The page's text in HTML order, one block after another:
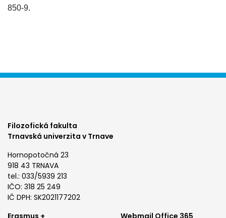
850-9.
Filozofická fakulta
Trnavská univerzita v Trnave
Hornopotočná 23
918 43 TRNAVA
tel.: 033/5939 213
IČO: 318 25 249
IČ DPH: SK2021177202
Erasmus +
Webmail Office 365